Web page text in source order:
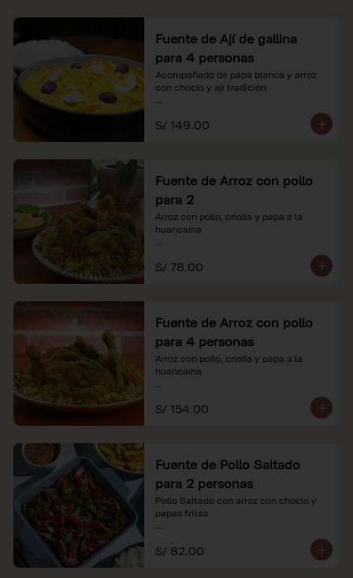
Fuente de Ají de gallina
para 4 personas
Acompañado de papa blanca y arroz
con choclo y ají tradición
*Nuestros precios están expresados en
soles e incluyen impuestos de ley y
S/ 149.00
Fuente de Arroz con pollo
para 2
Arroz con pollo, criolla y papa a la
huancaína
*Nuestros precios están expresados en
soles e incluyen impuestos de ley y
S/ 78.00
Fuente de Arroz con pollo
para 4 personas
Arroz con pollo, criolla y papa a la
huancaína
*Nuestros precios están expresados en
soles e incluyen impuestos de ley y
S/ 154.00
Fuente de Pollo Saltado
para 2 personas
Pollo Saltado con arroz con choclo y
papas fritas
*Nuestros precios están expresados en
soles e incluyen impuestos de ley y
S/ 82.00